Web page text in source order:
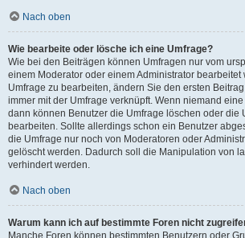
Nach oben
Wie bearbeite oder lösche ich eine Umfrage?
Wie bei den Beiträgen können Umfragen nur vom
einem Moderator oder einem Administrator bearbeitet
Umfrage zu bearbeiten, ändern Sie den ersten
immer mit der Umfrage verknüpft. Wenn niemand
dann können Benutzer die Umfrage löschen oder die
bearbeiten. Sollte allerdings schon ein Benutzer
die Umfrage nur noch von Moderatoren oder
gelöscht werden. Dadurch soll die Manipulation von
verhindert werden.
Nach oben
Warum kann ich auf bestimmte Foren nicht
Manche Foren können bestimmten Benutzern oder